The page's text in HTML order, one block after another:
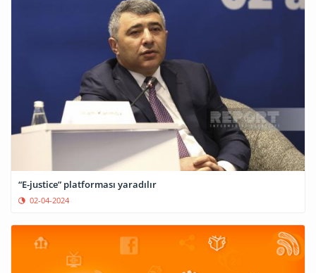
“E-justice” platforması yaradılır
02-04-2024